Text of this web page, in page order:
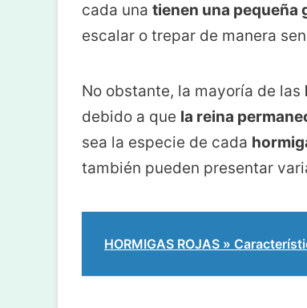
cada una tienen una pequeña
escalar o trepar de manera
No obstante, la mayoría de las
debido a que la reina
sea la especie de cada
también pueden presentar
HORMIGAS ROJAS »